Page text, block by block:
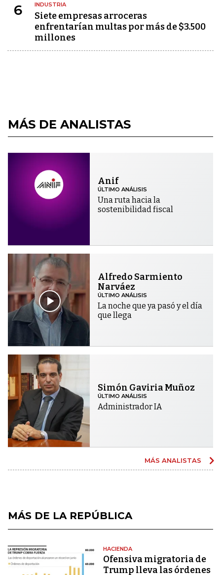
6 INDUSTRIA
Siete empresas arroceras
enfrentarían multas por más de $3.500
millones
MÁS DE ANALISTAS
Anif
ÚLTIMO ANÁLISIS
Una ruta hacia la
sostenibilidad fiscal
Alfredo Sarmiento
Narváez
ÚLTIMO ANÁLISIS
La noche que ya pasó y el día
que llega
Simón Gaviria Muñoz
ÚLTIMO ANÁLISIS
Administrador IA
MÁS ANALISTAS
MÁS DE LA REPÚBLICA
HACIENDA
Ofensiva migratoria de
Trump lleva las órdenes